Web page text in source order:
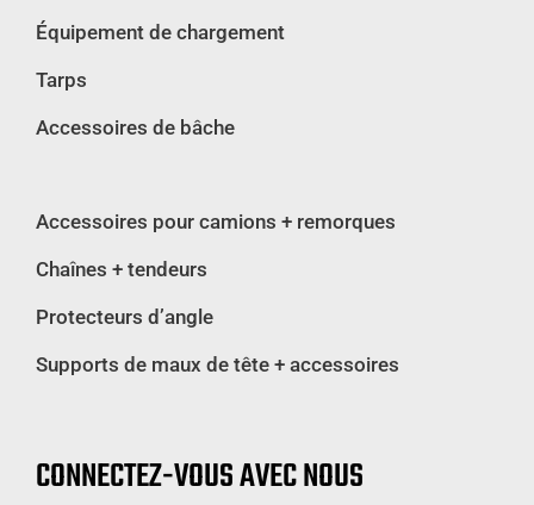
Équipement de chargement
Tarps
Accessoires de bâche
Accessoires pour camions + remorques
Chaînes + tendeurs
Protecteurs d’angle
Supports de maux de tête + accessoires
CONNECTEZ-VOUS AVEC NOUS